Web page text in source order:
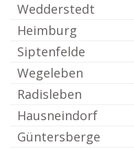
Wedderstedt
Heimburg
Siptenfelde
Wegeleben
Radisleben
Hausneindorf
Güntersberge